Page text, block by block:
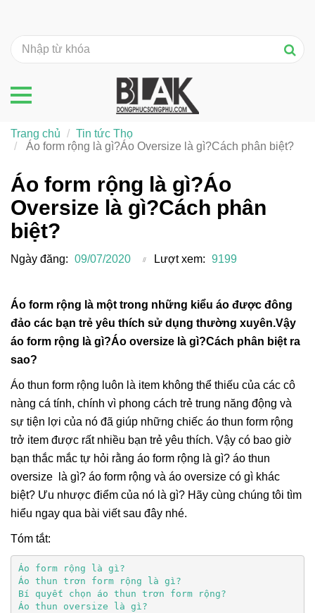
Áo form rộng là gì?Áo
Oversize là gì?Cách phân
biệt?
Ngày đăng: 09/07/2020 Lượt xem: 9199
Áo form rộng là một trong những kiểu áo được đông
đảo các bạn trẻ yêu thích sử dụng thường xuyên.Vậy
áo form rộng là gì?Áo oversize là gì?Cách phân biệt ra
sao?
Áo thun form rộng luôn là item không thể thiếu của các cô
nàng cá tính, chính vì phong cách trẻ trung năng động và
sự tiện lợi của nó đã giúp những chiếc áo thun form rộng
trở item được rất nhiều bạn trẻ yêu thích. Vậy có bao giờ
bạn thắc mắc tự hỏi rằng áo form rộng là gì? áo thun
oversize là gì? áo form rộng và áo oversize có gì khác
biệt? Ưu nhược điểm của nó là gì? Hãy cùng chúng tôi tìm
hiểu ngay qua bài viết sau đây nhé.
Tóm tắt:
Áo form rộng là gì?
Áo thun trơn form rộng là gì?
Bí quyết chọn áo thun trơn form rộng?
Áo thun oversize là gì?
Trang chủ
Tin tức Thọ
Áo form rộng là gì?Áo Oversize là gì?Cách phân biệt?